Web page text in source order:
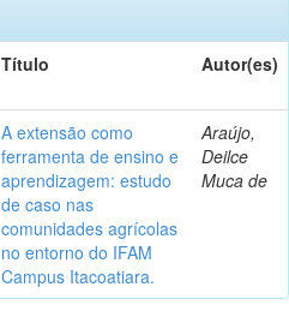
Título Autor(es)
A extensão como
ferramenta de ensino e
aprendizagem: estudo
de caso nas
comunidades agrícolas
no entorno do IFAM
Campus Itacoatiara.
Araújo,
Deilce
Muca de